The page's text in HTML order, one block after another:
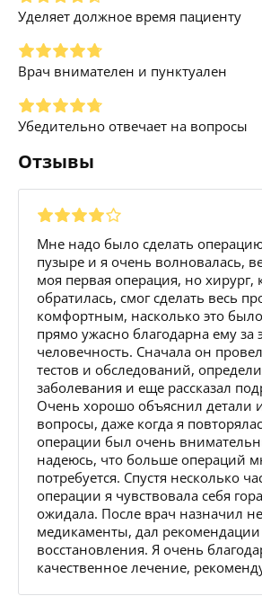
Уделяет должное время пациенту
Врач внимателен и пунктуален
Убедительно отвечает на вопросы
Отзывы
Мне надо было сделать
пузыре и я очень волновалась,
моя первая операция, но хирург,
обратилась, смог сделать весь
комфортным, насколько это
прямо ужасно благодарна ему за
человечность. Сначала он
тестов и обследований,
заболевания и еще рассказал
Очень хорошо объяснил детали
вопросы, даже когда я
операции был очень
надеюсь, что больше операций
потребуется. Спустя несколько
операции я чувствовала себя
ожидала. После врач назначил
медикаменты, дал рекомендации
восстановления. Я очень
качественное лечение,